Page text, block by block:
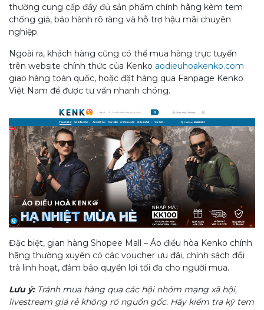
thường cung cấp đầy đủ sản phẩm chính hãng kèm tem
chống giả, bảo hành rõ ràng và hỗ trợ hậu mãi chuyên
nghiệp.
Ngoài ra, khách hàng cũng có thể mua hàng trực tuyến
trên website chính thức của Kenko aodieuhoakenko.com
giao hàng toàn quốc, hoặc đặt hàng qua Fanpage Kenko
Việt Nam để được tư vấn nhanh chóng.
Đặc biệt, gian hàng Shopee Mall – Áo điều hòa Kenko chính
hãng thường xuyên có các voucher ưu đãi, chính sách đổi
trả linh hoạt, đảm bảo quyền lợi tối đa cho người mua.
Lưu ý: Tránh mua hàng qua các hội nhóm mạng xã hội,
livestream giá rẻ không rõ nguồn gốc. Hãy kiểm tra kỹ tem